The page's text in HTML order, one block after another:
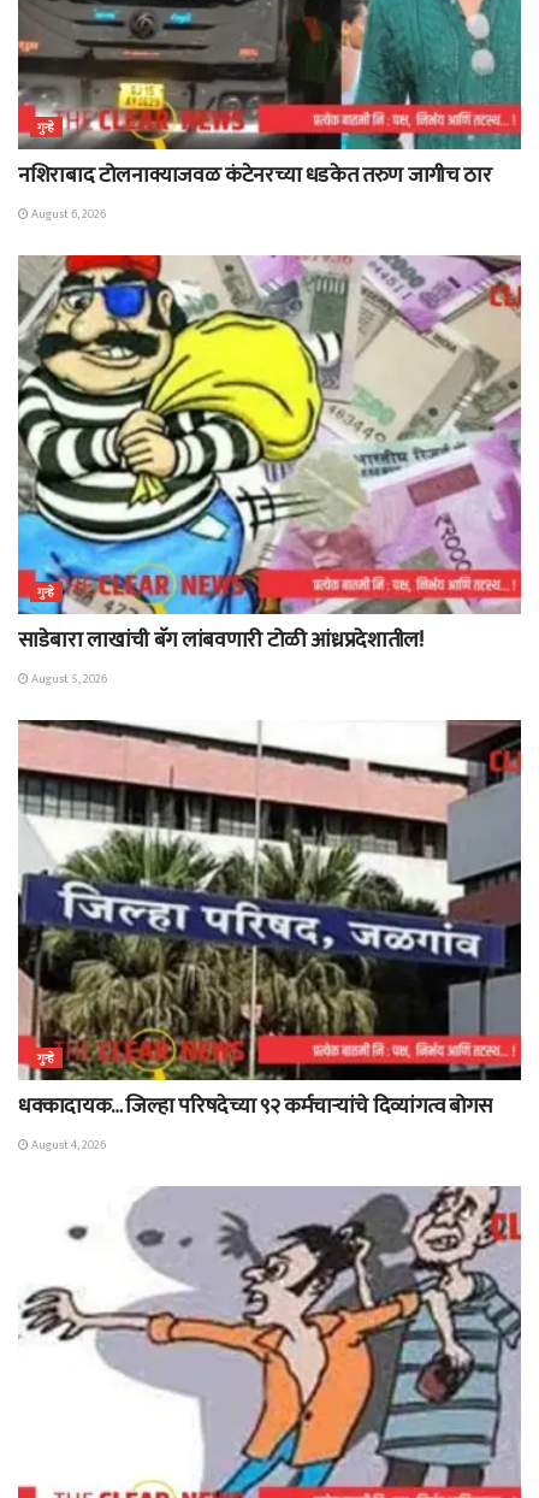
गुन्हे
नशिराबाद टोलनाक्याजवळ कंटेनरच्या धडकेत तरुण जागीच ठार
August 6, 2026
गुन्हे
साडेबारा लाखांची बॅग लांबवणारी टोळी आंध्रप्रदेशातील!
August 5, 2026
गुन्हे
धक्कादायक… जिल्हा परिषदेच्या ९२ कर्मचाऱ्यांचे दिव्यांगत्व बोगस
August 4, 2026